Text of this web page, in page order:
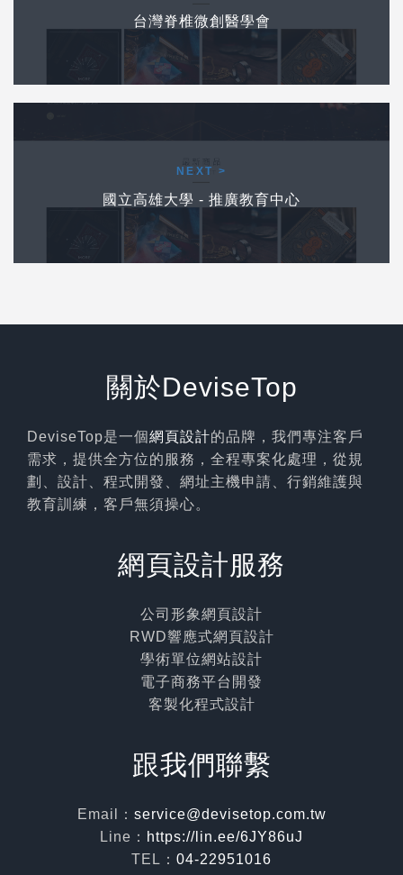
台灣脊椎微創醫學會
下一個作品
NEXT >
國立高雄大學 - 推廣教育中心
關於DeviseTop
DeviseTop是一個 網頁設計的品牌，我們專注客戶
需求，提供全方位的服務，全程專案化處理，從規
劃、設計、程式開發、網址主機申請、行銷維護與
教育訓練，客戶無須操心。
網頁設計服務
公司形象網頁設計
RWD響應式網頁設計
學術單位網站設計
電子商務平台開發
客製化程式設計
跟我們聯繫
Email： service@devisetop.com.tw
Line： https://lin.ee/6JY86uJ
TEL： 04-22951016